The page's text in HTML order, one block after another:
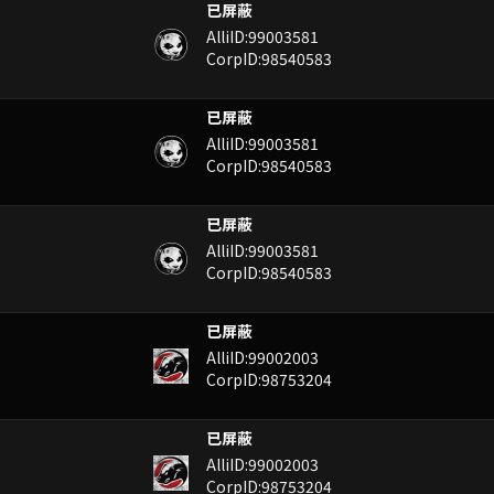
已屏蔽
AlliID:99003581
CorpID:98540583
已屏蔽
AlliID:99003581
CorpID:98540583
已屏蔽
AlliID:99003581
CorpID:98540583
已屏蔽
AlliID:99002003
CorpID:98753204
已屏蔽
AlliID:99002003
CorpID:98753204